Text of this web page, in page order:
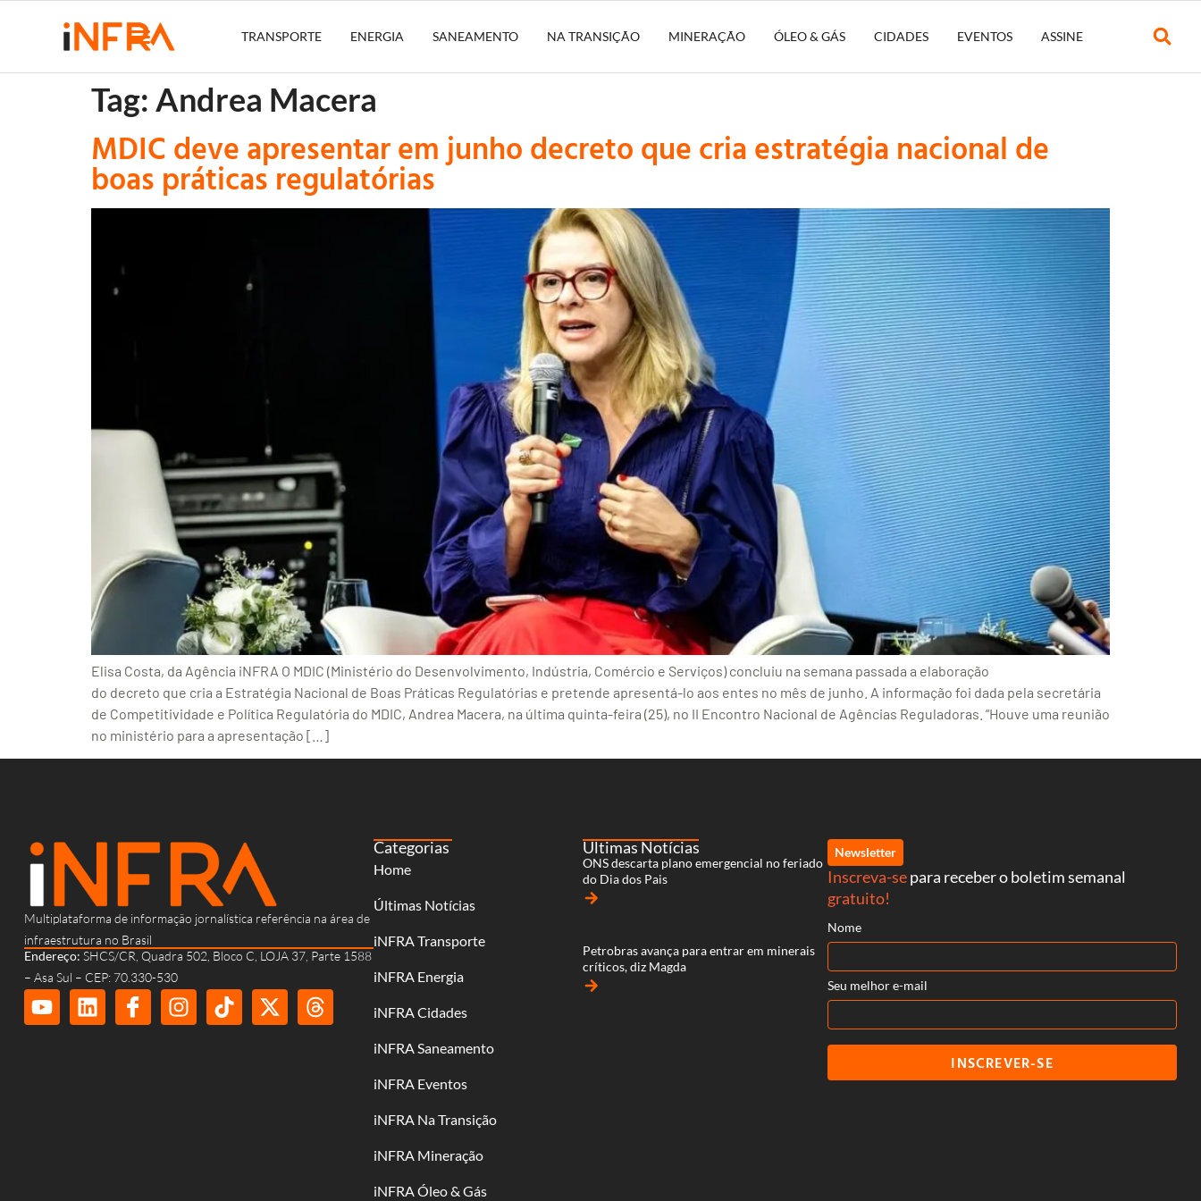
TRANSPORTE ENERGIA SANEAMENTO NA TRANSIÇÃO MINERAÇÃO ÓLEO & GÁS CIDADES EVENTOS ASSINE
Tag: Andrea Macera
MDIC deve apresentar em junho decreto que cria estratégia nacional de
boas práticas regulatórias
Elisa Costa, da Agência iNFRA O MDIC (Ministério do Desenvolvimento, Indústria, Comércio e Serviços) concluiu na semana passada a elaboração
do decreto que cria a Estratégia Nacional de Boas Práticas Regulatórias e pretende apresentá-lo aos entes no mês de junho. A informação foi dada pela secretária
de Competitividade e Política Regulatória do MDIC, Andrea Macera, na última quinta-feira (25), no II Encontro Nacional de Agências Reguladoras. “Houve uma reunião
no ministério para a apresentação […]
Multiplataforma de informação jornalística referência na área de
infraestrutura no Brasil
Endereço: SHCS/CR, Quadra 502, Bloco C, LOJA 37, Parte 1588
– Asa Sul – CEP: 70.330-530
Categorias
Home
Últimas Notícias
iNFRA Transporte
iNFRA Energia
iNFRA Cidades
iNFRA Saneamento
iNFRA Eventos
iNFRA Na Transição
iNFRA Mineração
iNFRA Óleo & Gás
Últimas Notícias
ONS descarta plano emergencial no feriado
do Dia dos Pais
arrow_forward
Petrobras avança para entrar em minerais
críticos, diz Magda
arrow_forward
Newsletter
Inscreva-separa receber o boletim semanal
gratuito!
Nome
Seu melhor e-mail
INSCREVER-SE